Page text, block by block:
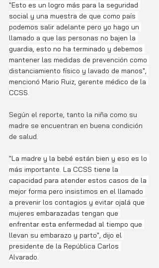
"Esto es un logro más para la seguridad
social y una muestra de que como país
podemos salir adelante pero yo hago un
llamado a que las personas no bajen la
guardia, esto no ha terminado y debemos
mantener las medidas de prevención como
distanciamiento físico y lavado de manos",
mencionó Mario Ruiz, gerente médico de la
CCSS.
Según el reporte, tanto la niña como su
madre se encuentran en buena condición
de salud.
"La madre y la bebé están bien y eso es lo
más importante. La CCSS tiene la
capacidad para atender estos casos de la
mejor forma pero insistimos en el llamado
a prevenir los contagios y evitar ojalá que
mujeres embarazadas tengan que
enfrentar esta enfermedad al tiempo que
llevan su embarazo y parto", dijo el
presidente de la República Carlos
Alvarado.